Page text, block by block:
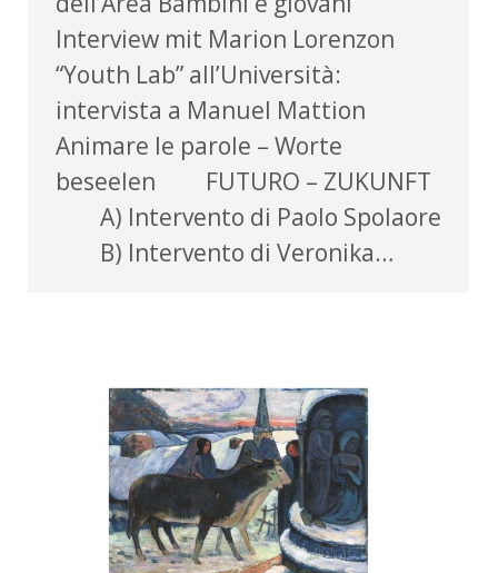
Interview mit Marion Lorenzon
“Youth Lab” all’Università:
intervista a Manuel Mattion
Animare le parole – Worte
beseelen FUTURO – ZUKUNFT
A) Intervento di Paolo Spolaore
B) Intervento di Veronika…